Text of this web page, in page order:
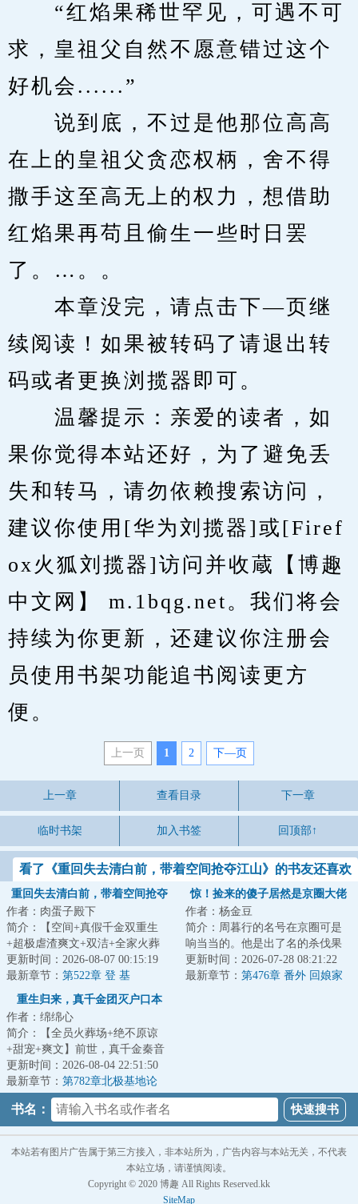
“红焰果稀世罕见，可遇不可
求，皇祖父自然不愿意错过这个
好机会......”
说到底，不过是他那位高高
在上的皇祖父贪恋权柄，舍不得
撒手这至高无上的权力，想借助
红焰果再苟且偷生一些时日罢
了。…。。
本章没完，请点击下—页继
续阅读！如果被转码了请退出转
码或者更换浏揽器即可。
温馨提示：亲爱的读者，如
果你觉得本站还好，为了避免丢
失和转马，请勿依赖搜索访问，
建议你使用[华为刘揽器]或[Firef
ox火狐刘揽器]访问并收蔵【博趣
中文网】 m.1bqg.net。我们将会
持续为你更新，还建议你注册会
员使用书架功能追书阅读更方
便。
上一页 1 2 下—页
上一章 查看目录 下一章
临时书架 加入书签 回顶部↑
看了《重回失去清白前，带着空间抢夺江山》的书友还喜欢
看
重回失去清白前，带着空间抢夺
江山
作者：肉蛋子殿下
简介：【空间+真假千金双重生
+超极虐渣爽文+双洁+全家火葬
场】&lt;br/&gt;【白切黑、貌美绝
伦贵女+禁欲、...
更新时间：2026-08-07 00:15:19
最新章节： 第522章 登 基
惊！捡来的傻子居然是京圈大佬
作者：杨金豆
简介：周暮行的名号在京圈可是
响当当的。他是出了名的杀伐果
断，腹黑无情，在一众兄弟里
面，优秀到让人望...
更新时间：2026-07-28 08:21:22
最新章节： 第476章 番外 回娘家
重生归来，真千金团灭户口本
作者：绵绵心
简介：【全员火葬场+绝不原谅
+甜宠+爽文】前世，真千金秦音
认亲回家后拼命讨好付出，渴求
亲情，临死前全...
更新时间：2026-08-04 22:51:50
最新章节： 第782章北极基地论
坛，崔游安有个人密码
书名：
本站若有图片广告属于第三方接入，非本站所为，广告内容与本站无关，不代表
本站立场，请谨慎阅读。
Copyright © 2020 博趣 All Rights Reserved.kk
SiteMap